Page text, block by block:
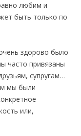
любим и
быть только по
здорово было
часто привязаны
супругам…
мы были
или,